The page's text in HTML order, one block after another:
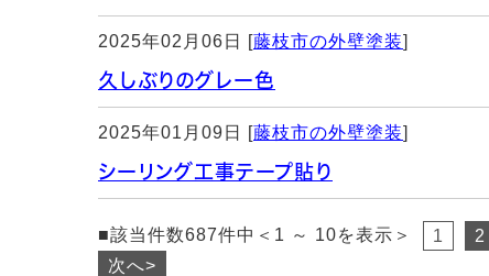
2025年02月06日 [藤枝市の外壁塗装]
久しぶりのグレー色
2025年01月09日 [藤枝市の外壁塗装]
シーリング工事テープ貼り
■該当件数687件中＜1 ～ 10を表示＞ 1 2
次へ>